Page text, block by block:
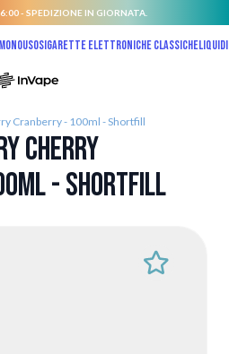
- SPEDIZIONE IN GIORNATA.
Sigarette elettroniche classiche
Cranberry - 100ml - Shortfill
Cherry
- Shortfill